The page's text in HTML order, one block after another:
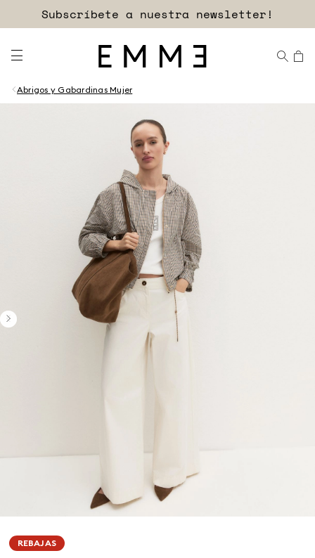
Descubre las rebajas
Abrigos y Gabardinas Mujer
REBAJAS